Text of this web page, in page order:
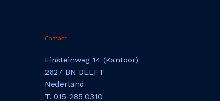
Contact
Einsteinweg 14 (Kantoor)
2627 BN DELFT
Nederland
T. 015-285 0310